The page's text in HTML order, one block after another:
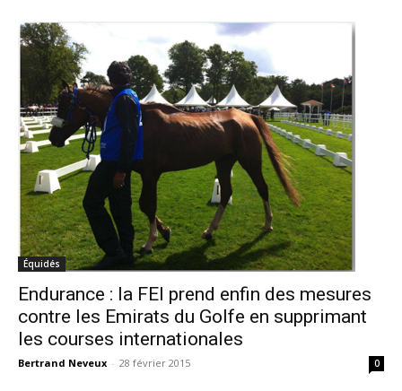
Équidés
Endurance : la FEI prend enfin des mesures
contre les Emirats du Golfe en supprimant
les courses internationales
Bertrand Neveux - 28 février 2015 0